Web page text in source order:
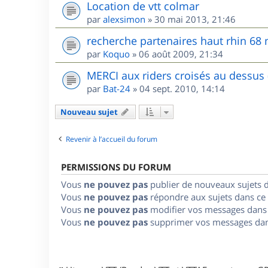
Location de vtt colmar
par alexsimon » 30 mai 2013, 21:46
recherche partenaires haut rhin 68
par Koquo » 06 août 2009, 21:34
MERCI aux riders croisés au dessus
par Bat-24 » 04 sept. 2010, 14:14
Nouveau sujet
Revenir à l’accueil du forum
PERMISSIONS DU FORUM
Vous ne pouvez pas publier de nouveaux sujets
Vous ne pouvez pas répondre aux sujets dans
Vous ne pouvez pas modifier vos messages
Vous ne pouvez pas supprimer vos messages